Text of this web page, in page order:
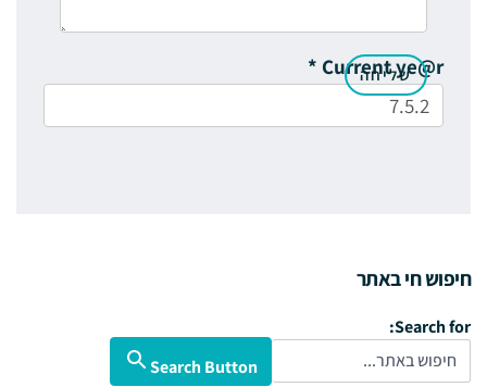
Current ye@r
*
חיפוש חי באתר
Search for:
Search Button